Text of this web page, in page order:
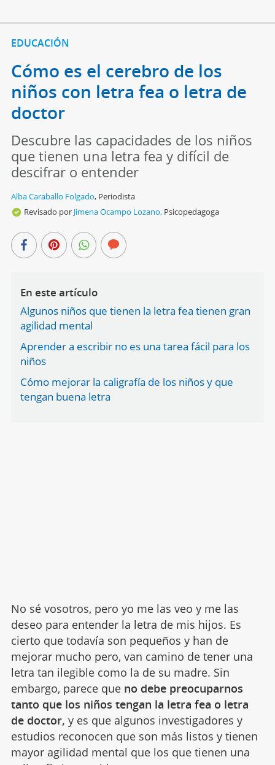
EDUCACIÓN
Cómo es el cerebro de los
niños con letra fea o letra de
doctor
Descubre las capacidades de los niños
que tienen una letra fea y difícil de
descifrar o entender
Alba Caraballo Folgado, Periodista
Revisado por Jimena Ocampo Lozano, Psicopedagoga
En este artículo
Algunos niños que tienen la letra fea tienen gran
agilidad mental
Aprender a escribir no es una tarea fácil para los
niños
Cómo mejorar la caligrafía de los niños y que
tengan buena letra
No sé vosotros, pero yo me las veo y me las
deseo para entender la letra de mis hijos. Es
cierto que todavía son pequeños y han de
mejorar mucho pero, van camino de tener una
letra tan ilegible como la de su madre. Sin
embargo, parece que no debe preocuparnos
tanto que los niños tengan la letra fea o letra
de doctor, y es que algunos investigadores y
estudios reconocen que son más listos y tienen
mayor agilidad mental que los que tienen una